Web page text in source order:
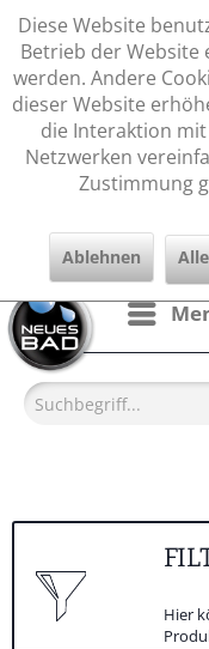
Hier
Diese Website
Betrieb der
werden. Andere
dieser Website
die Interaktion
Netzwerken
Zustimmung
Ablehnen